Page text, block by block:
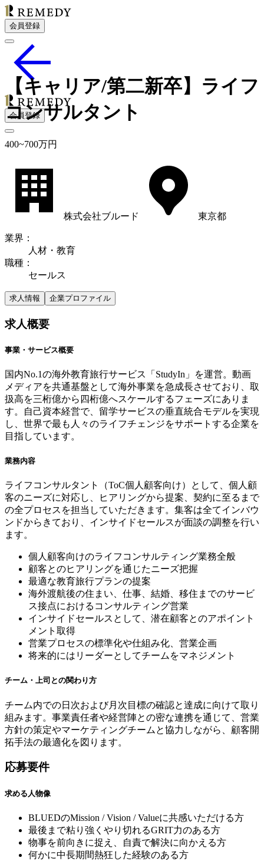
会員登録
会員登録
【キャリア/第二新卒】ライフ
コンサルタント
400~700万円
株式会社ブルード 東京都
業界 ：
人材・教育
職種 ：
セールス
求人情報 企業プロファイル
求人概要
事業・サービス概要
国内No.1の海外教育旅行サービス「StudyIn」を運営。動画
メディアを共通基盤として海外事業を急成長させており、取
扱高を三桁億から四桁億へスケールするフェーズにありま
す。自己資本経営で、留学サービスの垂直統合モデルを実現
し、世界で最も人々のライフチェンジをサポートする企業を
目指しています。
業務内容
ライフコンサルタント（ToC個人顧客向け）として、個人顧
客のニーズに対応し、ヒアリングから提案、契約に至るまで
の全プロセスを担当していただきます。集客は全てインバウ
ンドからきており、インサイドセールスが面談の調整を行い
ます。
個人顧客向けのライフコンサルティング業務全般
顧客とのヒアリングを通じたニーズ把握
最適な教育旅行プランの提案
海外渡航後の住まい、仕事、結婚、移住までのサービ
ス接点におけるコンサルティング営業
インサイドセールスとして、潜在顧客とのアポイント
メント取得
営業プロセスの標準化や仕組み化、営業企画
将来的にはリーダーとしてチームをマネジメント
チーム・上司との関わり方
チーム内での日次および月次目標の確認と達成に向けて取り
組みます。事業責任者や経営陣との密な連携を通じて、営業
方針の策定やマーケティングチームと協力しながら、顧客開
拓手法の最適化を図ります。
応募要件
求める人物像
BLUEDのMission / Vision / Valueに共感いただける方
最後まで粘り強くやり切れるGRIT力のある方
物事を前向きに捉え、自責で解決に向かえる方
何かに中長期間熱狂した経験のある方